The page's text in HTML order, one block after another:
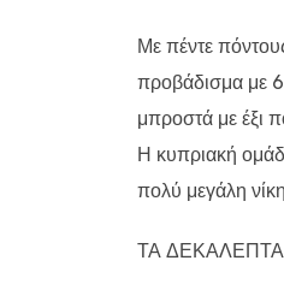
Με πέντε
προβάδισμα με
μπροστά με έξι
Η κυπριακή
πολύ μεγάλη
ΤΑ ΔΕΚΑΛΕΠΤΑ: